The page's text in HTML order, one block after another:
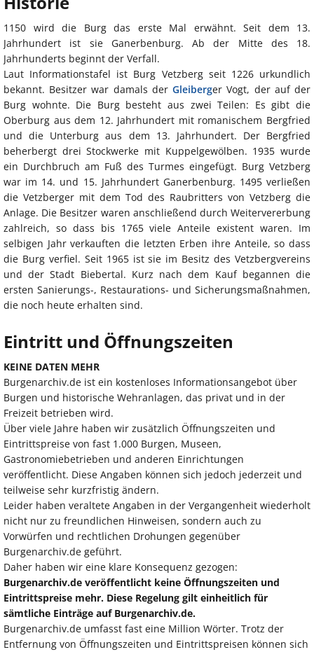
1150 wird die Burg das erste Mal erwähnt. Seit dem 13.
Jahrhundert ist sie Ganerbenburg. Ab der Mitte des 18.
Jahrhunderts beginnt der Verfall.
Laut Informationstafel ist Burg Vetzberg seit 1226 urkundlich
bekannt. Besitzer war damals derGleiberger Vogt, der auf der
Burg wohnte. Die Burg besteht aus zwei Teilen: Es gibt die
Oberburg aus dem 12. Jahrhundert mit romanischem Bergfried
und die Unterburg aus dem 13. Jahrhundert. Der Bergfried
beherbergt drei Stockwerke mit Kuppelgewölben. 1935 wurde
ein Durchbruch am Fuß des Turmes eingefügt. Burg Vetzberg
war im 14. und 15. Jahrhundert Ganerbenburg. 1495 verließen
die Vetzberger mit dem Tod des Raubritters von Vetzberg die
Anlage. Die Besitzer waren anschließend durch Weitervererbung
zahlreich, so dass bis 1765 viele Anteile existent waren. Im
selbigen Jahr verkauften die letzten Erben ihre Anteile, so dass
die Burg verfiel. Seit 1965 ist sie im Besitz des Vetzbergvereins
und der Stadt Biebertal. Kurz nach dem Kauf begannen die
ersten Sanierungs-, Restaurations- und Sicherungsmaßnahmen,
die noch heute erhalten sind.
Eintritt und Öffnungszeiten
KEINE DATEN MEHR
Burgenarchiv.de ist ein kostenloses Informationsangebot über
Burgen und historische Wehranlagen, das privat und in der
Freizeit betrieben wird.
Über viele Jahre haben wir zusätzlich Öffnungszeiten und
Eintrittspreise von fast 1.000 Burgen, Museen,
Gastronomiebetrieben und anderen Einrichtungen
veröffentlicht. Diese Angaben können sich jedoch jederzeit und
teilweise sehr kurzfristig ändern.
Leider haben veraltete Angaben in der Vergangenheit wiederholt
nicht nur zu freundlichen Hinweisen, sondern auch zu
Vorwürfen und rechtlichen Drohungen gegenüber
Burgenarchiv.de geführt.
Daher haben wir eine klare Konsequenz gezogen:
Burgenarchiv.de veröffentlicht keine Öffnungszeiten und
Eintrittspreise mehr. Diese Regelung gilt einheitlich für
sämtliche Einträge auf Burgenarchiv.de.
Burgenarchiv.de umfasst fast eine Million Wörter. Trotz der
Entfernung von Öffnungszeiten und Eintrittspreisen können sich